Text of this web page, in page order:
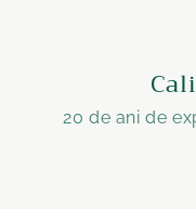
20 de ani de